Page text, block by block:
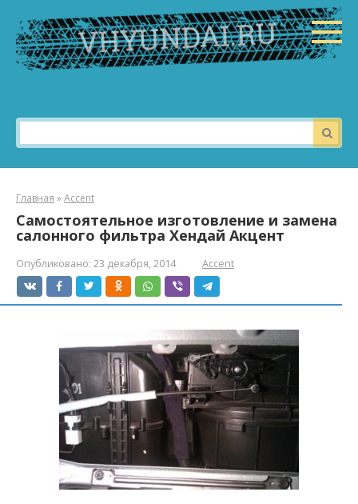
контенту
Поиск:
Главная »Accent
Самостоятельное изготовление и замена
салонного фильтра Хендай Акцент
Опубликовано: 23 декабря, 2014 Accent